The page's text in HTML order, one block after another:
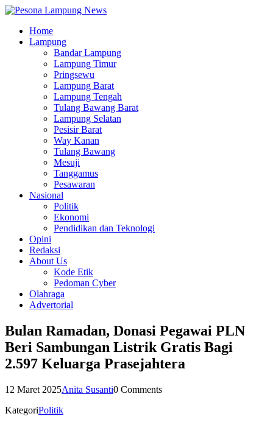
Home
Lampung
Bandar Lampung
Lampung Timur
Pringsewu
Lampung Barat
Lampung Tengah
Tulang Bawang Barat
Lampung Selatan
Pesisir Barat
Way Kanan
Tulang Bawang
Mesuji
Tanggamus
Pesawaran
Nasional
Politik
Ekonomi
Pendidikan dan Teknologi
Opini
Redaksi
About Us
Kode Etik
Pedoman Cyber
Olahraga
Advertorial
Bulan Ramadan, Donasi Pegawai PLN
Beri Sambungan Listrik Gratis Bagi
2.597 Keluarga Prasejahtera
12 Maret 2025Anita Susanti0 Comments
KategoriPolitik